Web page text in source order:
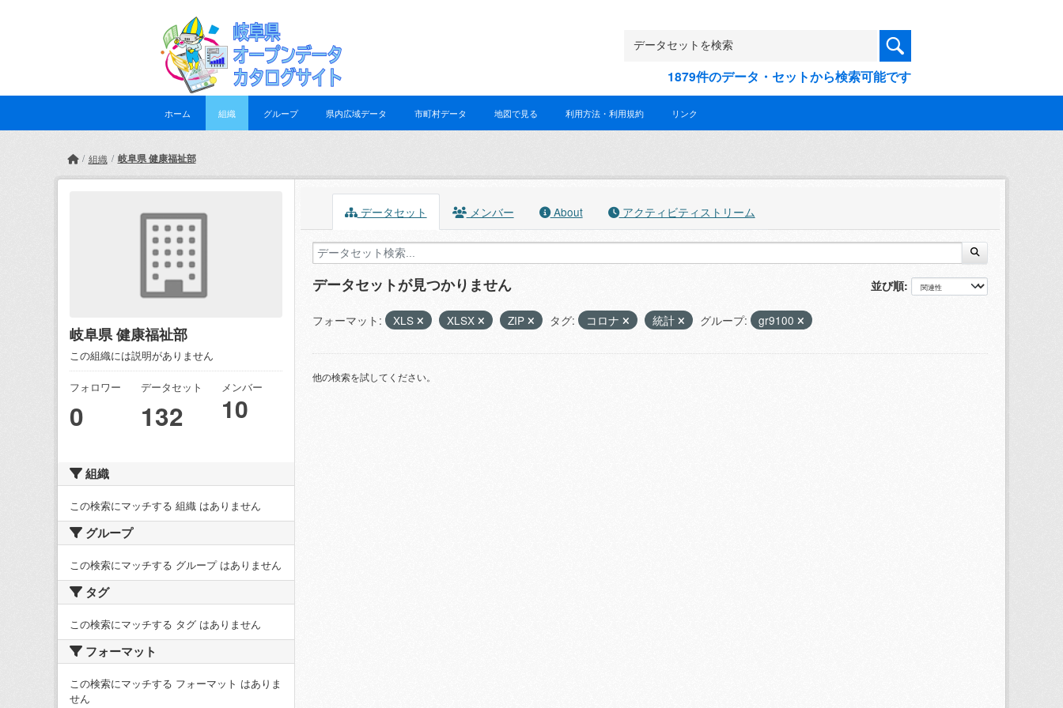
1879件のデータ・セットから検索可能です
ホーム 組織 グループ 県内広域データ 市町村データ 地図で見る 利用方法・利用規約 リンク
組織 岐阜県 健康福祉部
岐阜県 健康福祉部
この組織には説明がありません
フォロワー
0
データセット
132
メンバー
10
組織
この検索にマッチする 組織 はありません
グループ
この検索にマッチする グループ はありません
タグ
この検索にマッチする タグ はありません
フォーマット
この検索にマッチする フォーマット はありま
せん
データセット メンバー About アクティビティストリーム
並び順
データセットが見つかりません
フォーマット: XLS XLSX ZIP タグ: コロナ 統計 グループ: gr9100
他の検索を試してください。